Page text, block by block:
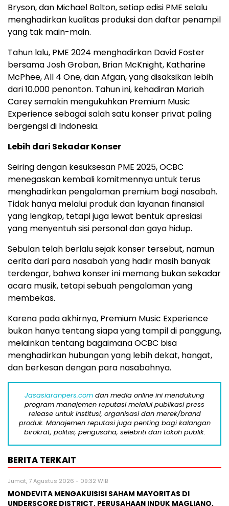
Bryson, dan Michael Bolton, setiap edisi PME selalu
menghadirkan kualitas produksi dan daftar penampil
yang tak main-main.
Tahun lalu, PME 2024 menghadirkan David Foster
bersamaJosh Groban, Brian McKnight, Katharine
McPhee, All 4 One, dan Afgan, yang disaksikan lebih
dari 10.000 penonton. Tahun ini, kehadiran Mariah
Careysemakin mengukuhkan Premium Music
Experience sebagai salah satu konser privat paling
bergengsi di Indonesia.
Lebih dari Sekadar Konser
Seiring dengan kesuksesan PME 2025, OCBC
menegaskan kembali komitmennya untuk terus
menghadirkan pengalaman premium bagi nasabah.
Tidak hanya melalui produk dan layanan finansial
yang lengkap, tetapi juga lewat bentuk apresiasi
yang menyentuh sisi personal dan gaya hidup.
Sebulan telah berlalu sejak konser tersebut, namun
cerita dari para nasabah yang hadir masih banyak
terdengar, bahwa konser ini memang bukan sekadar
acara musik, tetapi sebuah pengalaman yang
membekas.
Karena pada akhirnya, Premium Music Experience
bukan hanya tentang siapa yang tampil di panggung,
melainkan tentang bagaimana OCBC bisa
menghadirkan hubungan yang lebih dekat, hangat,
dan berkesan dengan para nasabahnya.
Jasasiaranpers.com dan media online ini mendukung
program manajemen reputasi melalui publikasi press
release untuk institusi, organisasi dan merek/brand
produk. Manajemen reputasi juga penting bagi kalangan
birokrat, politisi, pengusaha, selebriti dan tokoh publik.
BERITA TERKAIT
Jumat, 7 Agustus 2026 - 09:32 WIB
MONDEVITA MENGAKUISISI SAHAM MAYORITAS DI
UNDERSCORE DISTRICT, PERUSAHAAN INDUK MAGLIANO,